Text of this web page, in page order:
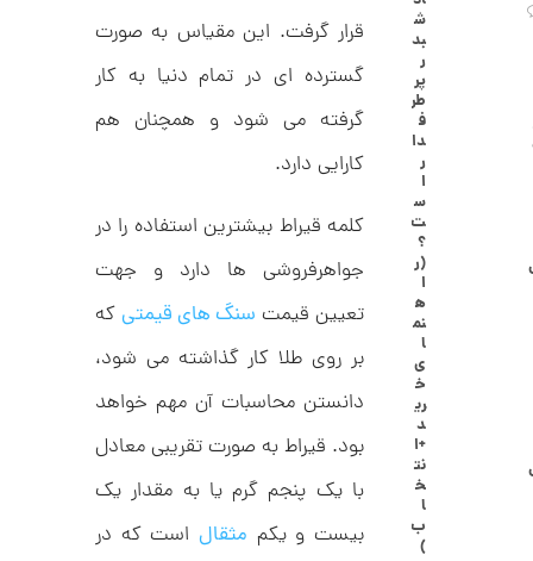
قرار گرفت. این مقیاس به صورت
گسترده ای در تمام دنیا به کار
گرفته می شود و همچنان هم
کارایی دارد.
کلمه قیراط بیشترین استفاده را در
جواهرفروشی ها دارد و جهت
تعیین قیمت سنگ های قیمتیکه
بر روی طلا کار گذاشته می شود،
دانستن محاسبات آن مهم خواهد
بود. قیراط به صورت تقریبی معادل
با یک پنجم گرم یا به مقدار یک
بیست و یکم مثقال است که در
ش
بد
ر
پر
طر
ف
دا
ر
ا
س
ت
؟
(ر
ا
ه
نم
ا
ی
خ
ری
د
+ا
نت
خ
ا
ب
)
ا
ن
ش
ت
ر
ط
ز
ک
ا
ل
ک
ش
ی
ن
ی
م
ا
ل
ر
ح
2
6
1
2
7
,
0
0
0
ت
و
م
ا